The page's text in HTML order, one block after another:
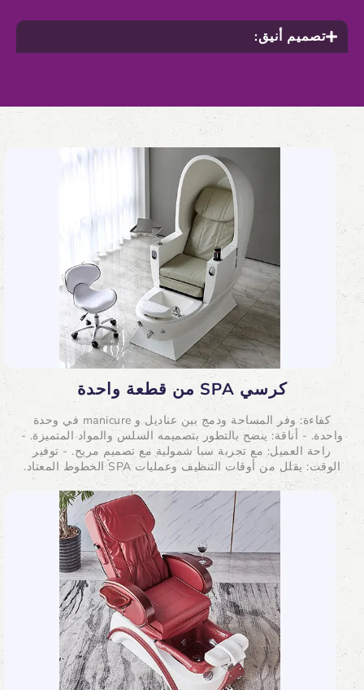
تصميم أنيق:
كرسي SPA من قطعة واحدة
كفاءة: وفر المساحة ودمج بين عناديل و manicure في وحدة
واحدة. - أناقة: ينضح بالتطور بتصميمه السلس والمواد المتميزة. -
راحة العميل: مع تجربة سبا شمولية مع تصميم مريح. - توفير
الوقت: يقلل من أوقات التنظيف وعمليات SPA الخطوط المعتاد.